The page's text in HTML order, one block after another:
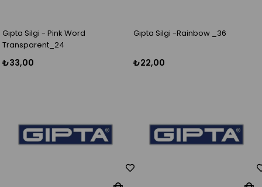
Gıpta Silgi - Pink Word
Transparent_24
₺33,00
Gıpta Silgi -Rainbow _36
₺22,00